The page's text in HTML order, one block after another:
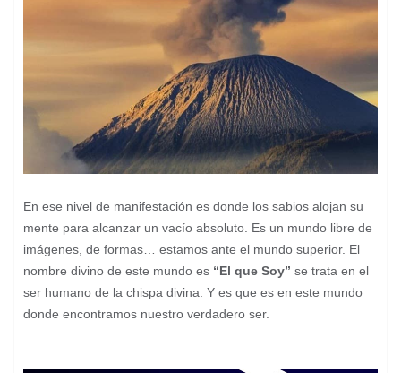
En ese nivel de manifestación es donde los sabios alojan su
mente para alcanzar un vacío absoluto. Es un mundo libre de
imágenes, de formas… estamos ante el mundo superior. El
nombre divino de este mundo es “El que Soy” se trata en el
ser humano de la chispa divina. Y es que es en este mundo
donde encontramos nuestro verdadero ser.